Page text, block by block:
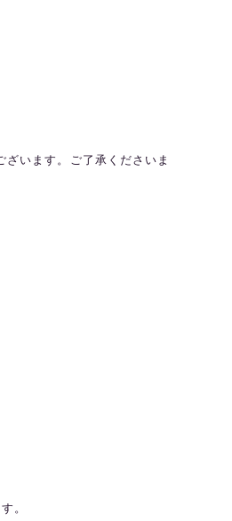
います。ご了承くださいま
。